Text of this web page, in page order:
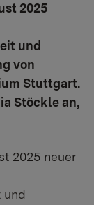
2025
und
von
Stuttgart.
Stöckle an,
2025 neuer
und